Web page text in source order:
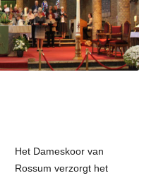
Het Dameskoor van
Rossum verzorgt het